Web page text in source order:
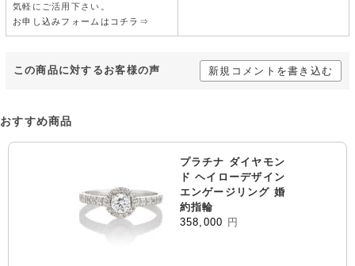
気軽にご活用下さい。
お申し込みフォームはコチラ⇒
この商品に対するお客様の声 新規コメントを書き込む
おすすめ商品
プラチナ ダイヤモン
ド ヘイローデザイン
エンゲージリング 婚
約指輪
358,000 円